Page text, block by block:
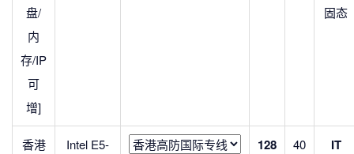
盘/
内
存/IP
可
增]
固态
香港
Intel E5-
128
40
IT